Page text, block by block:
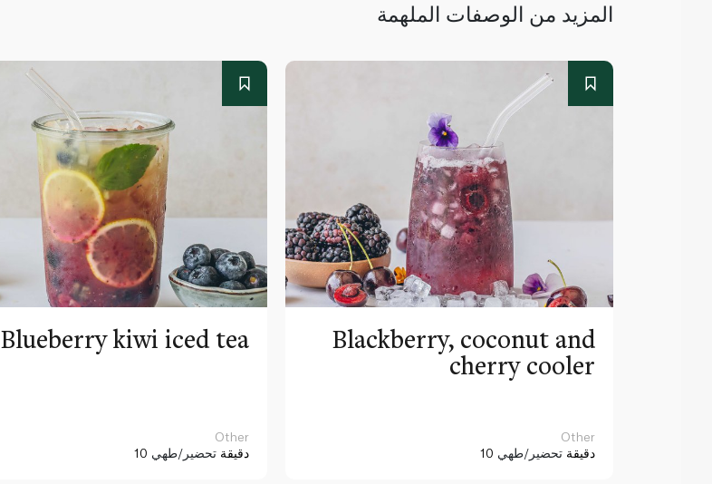
المزيد من الوصفات الملهمة
Blueberry kiwi iced tea
Other
10 دقيقة تحضير/طهي
Blackberry, coconut and
cherry cooler
Other
10 دقيقة تحضير/طهي